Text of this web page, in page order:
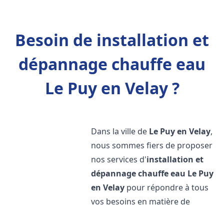
Besoin de installation et
dépannage chauffe eau
Le Puy en Velay ?
Dans la ville de Le Puy en Velay,
nous sommes fiers de proposer
nos services d'installation et
dépannage chauffe eau Le Puy
en Velay pour répondre à tous
vos besoins en matière de